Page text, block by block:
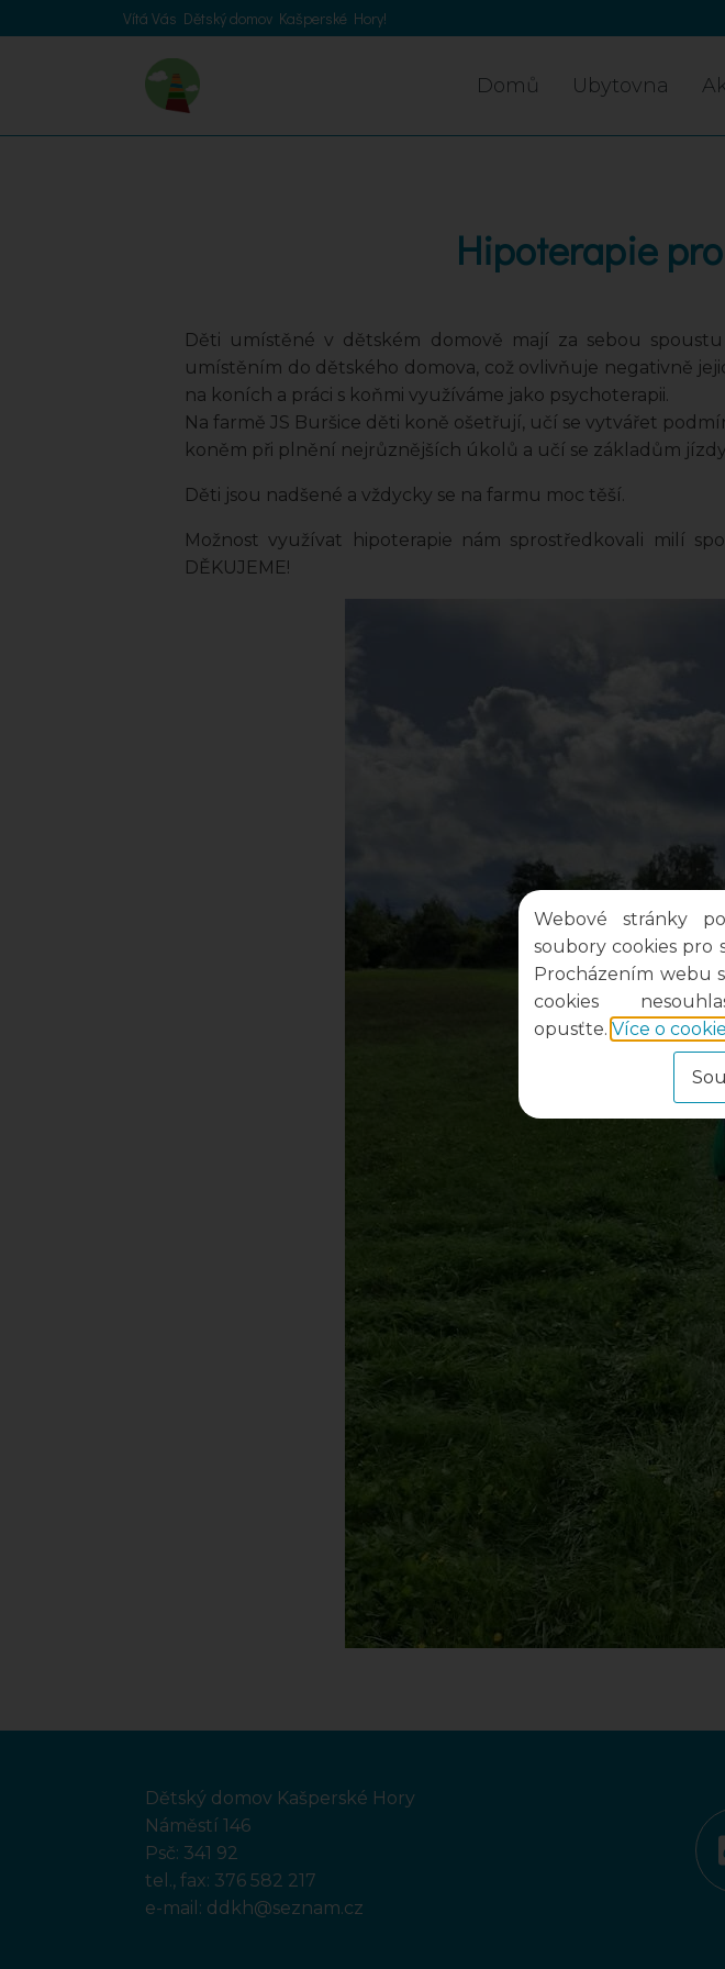
Vítá Vás Dětský domov Kašperské Hory!
Domů Ubytovna
Hipoterapie
Děti umístěné v dětském domově mají za sebou
umístěním do dětského domova, což ovlivňuje negativně
na koních a práci s koňmi využíváme jako psychoterapii.
Na farmě JS Buršice děti koně ošetřují, učí se vytvářet
koněm při plnění nejrůznějších úkolů a učí se základům
Děti jsou nadšené a vždycky se na farmu moc těší.
Možnost využívat hipoterapie nám sprostředkovali milí
DĚKUJEME!
Dětský domov Kašperské Hory
Náměstí 146
Psč: 341 92
tel., fax: 376 582 217
e-mail: ddkh@seznam.cz
Webové stránky
soubory cookies pro
Procházením webu
cookies
opusťte. Více o